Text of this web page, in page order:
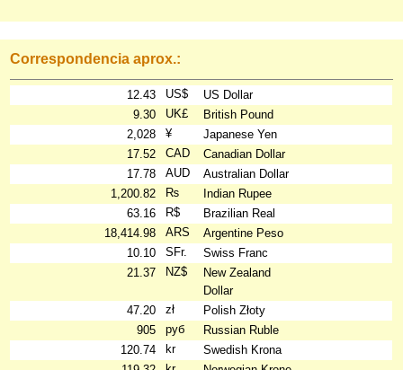
Correspondencia aprox.:
12.43 US$
US Dollar
9.30
UK£
British Pound
2,028
¥
Japanese Yen
17.52
CAD
Canadian Dollar
17.78
AUD
Australian Dollar
1,200.82
₨
Indian Rupee
63.16
R$
Brazilian Real
18,414.98
ARS
Argentine Peso
10.10
SFr.
Swiss Franc
21.37
NZ$
New Zealand
Dollar
47.20
zł
Polish Złoty
905
руб
Russian Ruble
120.74
kr
Swedish Krona